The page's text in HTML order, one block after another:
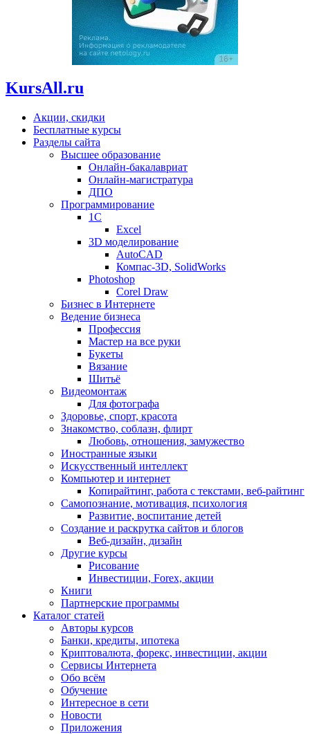
KursAll.ru
Акции, скидки
Бесплатные курсы
Разделы сайта
Высшее образование
Онлайн-бакалавриат
Онлайн-магистратура
ДПО
Программирование
1С
Excel
3D моделирование
AutoCAD
Компас-3D, SolidWorks
Photoshop
Corel Draw
Бизнес в Интернете
Ведение бизнеса
Профессия
Мастер на все руки
Букеты
Вязание
Шитьё
Видеомонтаж
Для фотографа
Здоровье, спорт, красота
Знакомство, соблазн, флирт
Любовь, отношения, замужество
Иностранные языки
Искусственный интеллект
Компьютер и интернет
Копирайтинг, работа с текстами, веб-райтинг
Самопознание, мотивация, психология
Развитие, воспитание детей
Создание и раскрутка сайтов и блогов
Веб-дизайн, дизайн
Другие курсы
Рисование
Инвестиции, Forex, акции
Книги
Партнерские программы
Каталог статей
Авторы курсов
Банки, кредиты, ипотека
Криптовалюта, форекс, инвестиции, акции
Сервисы Интернета
Обо всём
Обучение
Интересное в сети
Новости
Приложения